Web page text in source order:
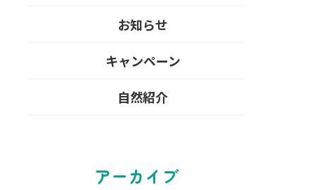
お知らせ
キャンペーン
自然紹介
アーカイブ